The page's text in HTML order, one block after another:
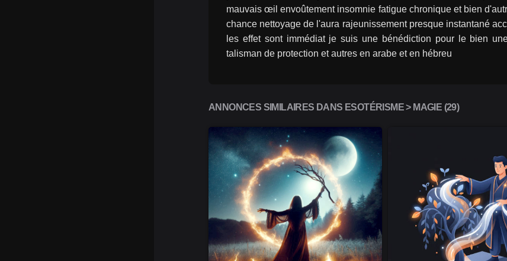
mauvais œil envoûtement insomnie fatigue chronique et bien
chance nettoyage de l'aura rajeunissement presque instantané
les effet sont immédiat je suis une bénédiction pour le bien
talisman de protection et autres en arabe et en hébreu
ANNONCES SIMILAIRES DANS ESOTÉRISME > MAGIE (29)